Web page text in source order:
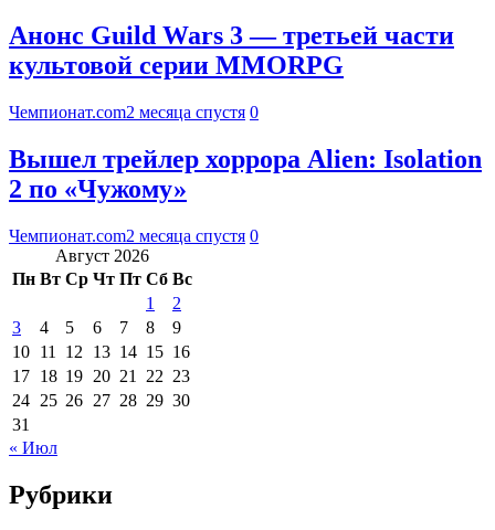
Анонс Guild Wars 3 — третьей части
культовой серии MMORPG
Чемпионат.com2 месяца спустя 0
Вышел трейлер хоррора Alien: Isolation
2 по «Чужому»
Чемпионат.com2 месяца спустя 0
Август 2026
Пн Вт Ср Чт Пт Сб Вс
1
2
3
4 5 6 7 8
9
10 11 12 13 14 15 16
17 18 19 20 21 22 23
24 25 26 27 28 29 30
31
« Июл
Рубрики